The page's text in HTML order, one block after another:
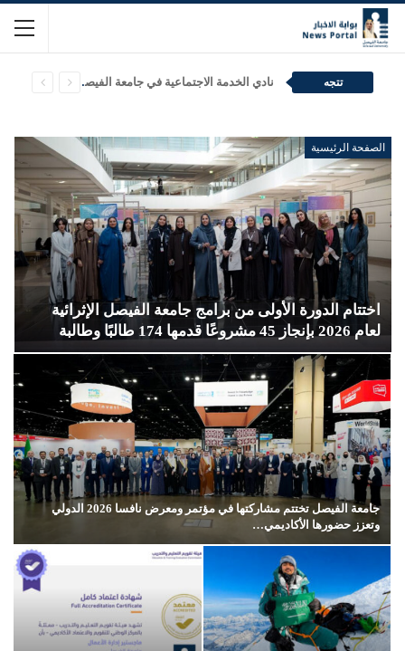
تتجه نادي الخدمة الاجتماعية في جامعة الفيصل (CAS) يكسر رقم غينيس القياسي للتذوّق الأعمى
الصفحة الرئيسية
اختتام الدورة الأولى من برامج جامعة الفيصل الإثرائية
لعام 2026 بإنجاز 45 مشروعًا قدمها 174 طالبًا وطالبة
جامعة الفيصل تختتم مشاركتها في مؤتمر ومعرض نافسا 2026 الدولي
وتعزز حضورها الأكاديمي…